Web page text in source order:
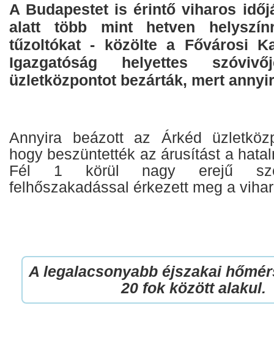
A Budapestet is érintő viharos
alatt több mint hetven
tűzoltókat - közölte a Fővárosi
Igazgatóság helyettes
üzletközpontot bezárták, mert
Annyira beázott az Árkéd
hogy beszüntették az árusítást a
Fél 1 körül nagy erejű
felhőszakadással érkezett meg a
A legalacsonyabb éjszakai
20 fok között alakul.